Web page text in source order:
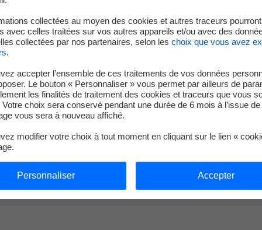
les deux autres installations
Il est constitué de techniciens
connaissance des essais
collectées au moyen des cookies et autres traceurs
avec celles traitées sur vos autres appareils et/ou avec des
collectées par nos partenaires, selon les choix que vous avez
.
accepter l’ensemble de ces traitements de vos données
Le bouton « Personnaliser » vous permet par ailleurs de
les finalités de traitement des cookies et traceurs que vous
choix sera conservé pendant une durée de 6 mois à l’issue de
vous sera à nouveau affiché.
modifier votre choix à tout moment en cliquant sur le lien «
Personnaliser Accepter